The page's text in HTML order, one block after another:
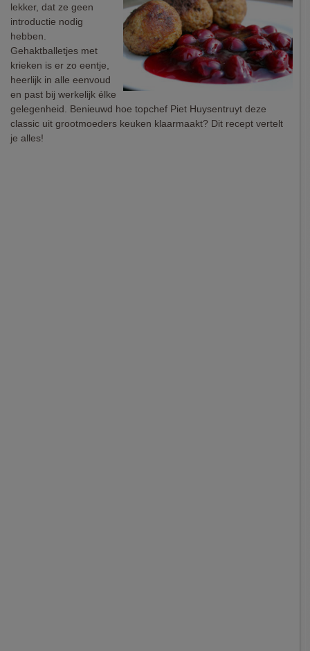
lekker, dat ze geen
introductie nodig
hebben.
Gehaktballetjes met
krieken is er zo eentje,
heerlijk in alle eenvoud
en past bij werkelijk élke
gelegenheid. Benieuwd hoe topchef Piet Huysentruyt deze
classic uit grootmoeders keuken klaarmaakt? Dit recept vertelt
je alles!